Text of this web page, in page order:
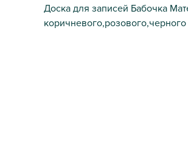
Доска для записей Бабочка